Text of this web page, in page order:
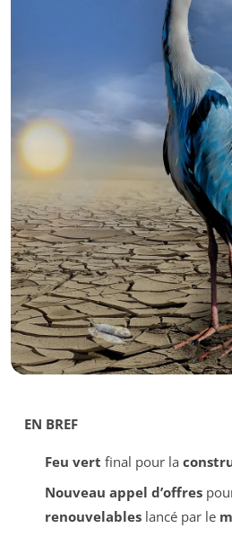
EN BREF
Feu vert final pour la
Nouveau appel d’offres
renouvelableslancé par le